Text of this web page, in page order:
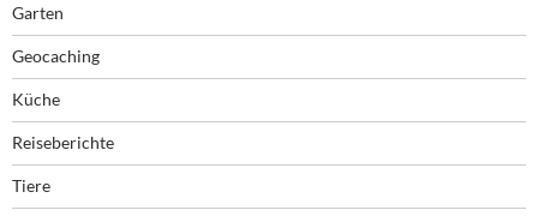
Garten
Geocaching
Küche
Reiseberichte
Tiere